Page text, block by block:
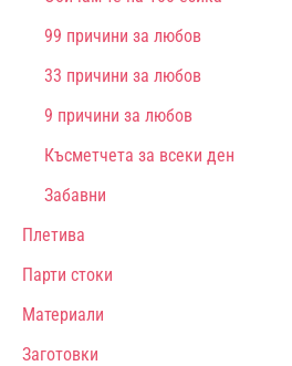
99 причини за любов
33 причини за любов
9 причини за любов
Късметчета за всеки ден
Забавни
Плетива
Парти стоки
Материали
Заготовки